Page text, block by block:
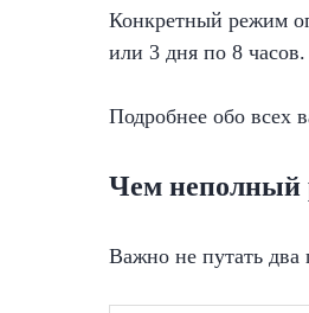
Конкретный режим
или 3 дня по 8
Подробнее обо всех
Чем неполный
Важно не путать